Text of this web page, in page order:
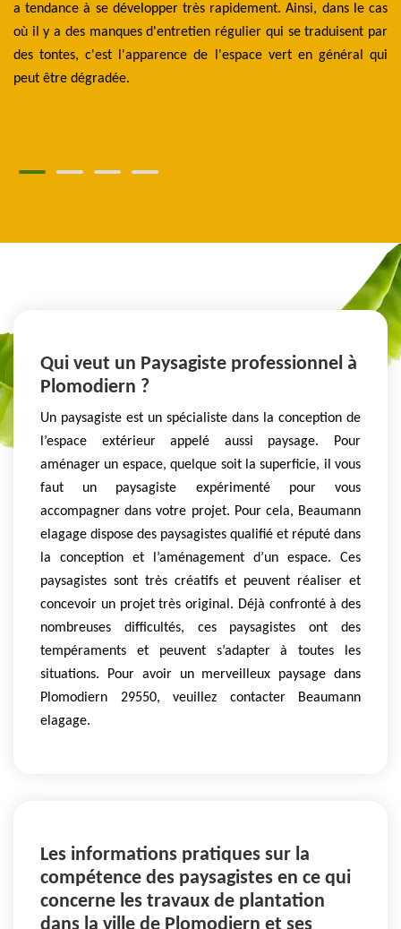
a tendance à se développer très rapidement. Ainsi, dans le cas
où il y a des manques d'entretien régulier qui se traduisent par
des tontes, c'est l'apparence de l'espace vert en général qui
peut être dégradée.
Qui veut un Paysagiste professionnel à
Plomodiern ?
Un paysagiste est un spécialiste dans la conception de
l’espace extérieur appelé aussi paysage. Pour
aménager un espace, quelque soit la superficie, il vous
faut un paysagiste expérimenté pour vous
accompagner dans votre projet. Pour cela, Beaumann
elagage dispose des paysagistes qualifié et réputé dans
la conception et l’aménagement d’un espace. Ces
paysagistes sont très créatifs et peuvent réaliser et
concevoir un projet très original. Déjà confronté à des
nombreuses difficultés, ces paysagistes ont des
tempéraments et peuvent s’adapter à toutes les
situations. Pour avoir un merveilleux paysage dans
Plomodiern 29550, veuillez contacter Beaumann
elagage.
Les informations pratiques sur la
compétence des paysagistes en ce qui
concerne les travaux de plantation